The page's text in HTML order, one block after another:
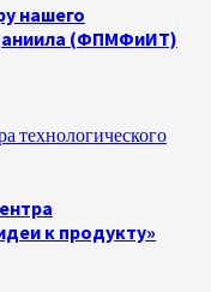
нашего
(ФПМФиИТ)
технологического
к продукту»